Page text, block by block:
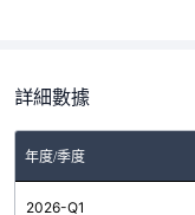
詳細數據
年度/季度
2026-Q1